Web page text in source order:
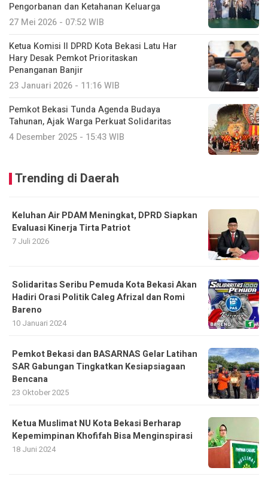
Pengorbanan dan Ketahanan Keluarga
27 Mei 2026 - 07:52 WIB
Ketua Komisi II DPRD Kota Bekasi Latu Har
Hary Desak Pemkot Prioritaskan
Penanganan Banjir
23 Januari 2026 - 11:16 WIB
Pemkot Bekasi Tunda Agenda Budaya
Tahunan, Ajak Warga Perkuat Solidaritas
4 Desember 2025 - 15:43 WIB
Trending di Daerah
Keluhan Air PDAM Meningkat, DPRD Siapkan
Evaluasi Kinerja Tirta Patriot
7 Juli 2026
Solidaritas Seribu Pemuda Kota Bekasi Akan
Hadiri Orasi Politik Caleg Afrizal dan Romi
Bareno
10 Januari 2024
Pemkot Bekasi dan BASARNAS Gelar Latihan
SAR Gabungan Tingkatkan Kesiapsiagaan
Bencana
23 Oktober 2025
Ketua Muslimat NU Kota Bekasi Berharap
Kepemimpinan Khofifah Bisa Menginspirasi
18 Juni 2024